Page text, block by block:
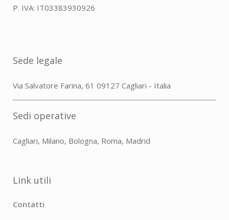
P. IVA: IT03383930926
Sede legale
Via Salvatore Farina, 61 09127 Cagliari - Italia
Sedi operative
Cagliari, Milano, Bologna, Roma, Madrid
Link utili
Contatti